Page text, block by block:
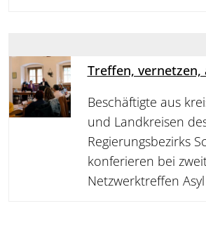
Treffen, vernetzen,
Beschäftigte aus
und Landkreisen
Regierungsbezirks
konferieren bei
Netzwerktreffen